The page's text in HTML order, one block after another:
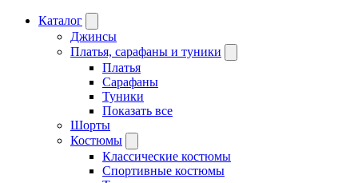
Каталог
Джинсы
Платья, сарафаны и туники
Платья
Сарафаны
Туники
Показать все
Шорты
Костюмы
Классические костюмы
Спортивные костюмы